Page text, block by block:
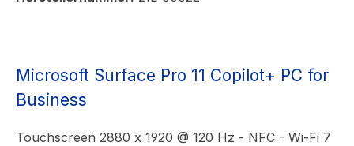
Microsoft Surface Pro 11 Copilot+ PC for
Business
Touchscreen 2880 x 1920 @ 120 Hz - NFC - Wi-Fi 7